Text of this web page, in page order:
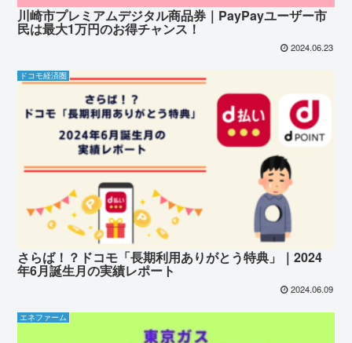
川崎市プレミアムデジタル商品券｜PayPayユーザー市
民は最大1万円のお得チャンス！
2024.06.23
ドコモ経済圏
さらば！？ドコモ「長期利用ありがとう特典」｜2024
年6月誕生月の実績レポート
2024.06.09
エネファーム